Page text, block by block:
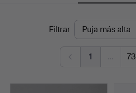
Andersson
Linköping
Filtrar
1 … 73